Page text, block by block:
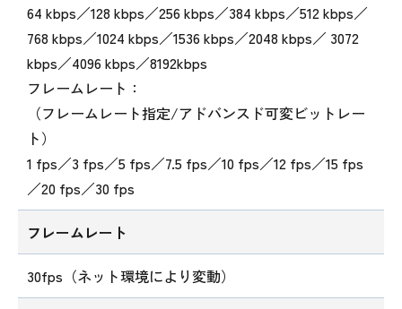
64 kbps／128 kbps／256 kbps／384 kbps／512 kbps／
768 kbps／1024 kbps／1536 kbps／2048 kbps／ 3072
kbps／4096 kbps／8192kbps
フレームレート：
（フレームレート指定/アドバンスド可変ビットレー
ト）
1 fps／3 fps／5 fps／7.5 fps／10 fps／12 fps／15 fps
／20 fps／30 fps
フレームレート
30fps（ネット環境により変動）